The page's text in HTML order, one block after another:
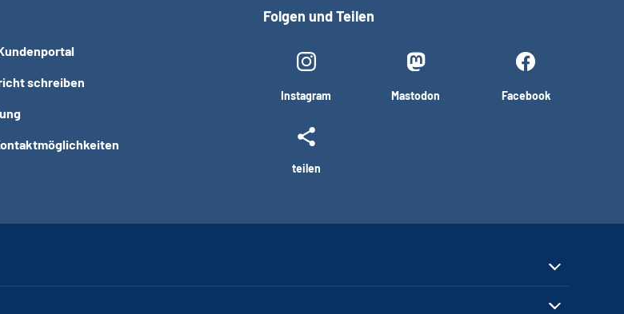
schreiben
Folgen und Teilen
Instagram Mastodon Facebook
teilen